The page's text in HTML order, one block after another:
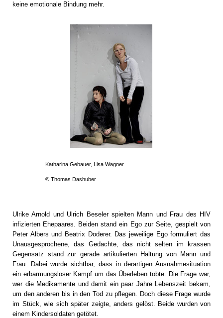
keine emotionale Bindung mehr.
Katharina Gebauer, Lisa Wagner
© Thomas Dashuber
Ulrike Arnold und Ulrich Beseler spielten Mann und Frau des HIV
infizierten Ehepaares. Beiden stand ein Ego zur Seite, gespielt von
Peter Albers und Beatrix Doderer. Das jeweilige Ego formuliert das
Unausgesprochene, das Gedachte, das nicht selten im krassen
Gegensatz stand zur gerade artikulierten Haltung von Mann und
Frau. Dabei wurde sichtbar, dass in derartigen Ausnahmesituation
ein erbarmungsloser Kampf um das Überleben tobte. Die Frage war,
wer die Medikamente und damit ein paar Jahre Lebenszeit bekam,
um den anderen bis in den Tod zu pflegen. Doch diese Frage wurde
im Stück, wie sich später zeigte, anders gelöst. Beide wurden von
einem Kindersoldaten getötet.